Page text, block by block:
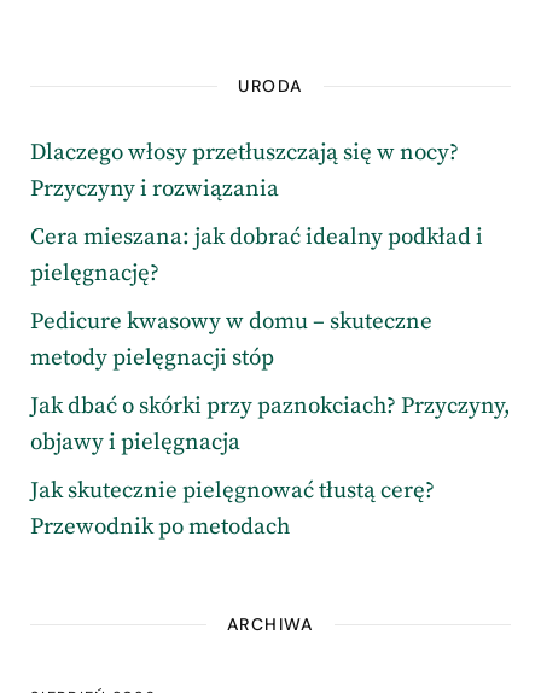
URODA
Dlaczego włosy przetłuszczają się w nocy?
Przyczyny i rozwiązania
Cera mieszana: jak dobrać idealny podkład i
pielęgnację?
Pedicure kwasowy w domu – skuteczne
metody pielęgnacji stóp
Jak dbać o skórki przy paznokciach? Przyczyny,
objawy i pielęgnacja
Jak skutecznie pielęgnować tłustą cerę?
Przewodnik po metodach
ARCHIWA